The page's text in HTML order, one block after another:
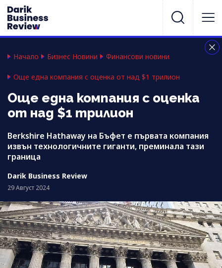
Начало Бизнес Новини Финансови новини
Още една компания с оценка от над $1 трилион
Още една компания с оценка
от над $1 трилион
Berkshire Hathaway на Бъфет е първата компания
извън технологичните гиганти, преминала тази
граница
Darik Business Review
29 Август 2024